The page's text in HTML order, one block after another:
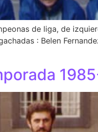
de liga, de
: Belen